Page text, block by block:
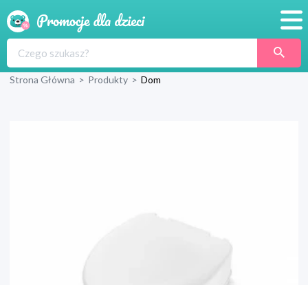
Produkty
Strona Główna > Produkty > Dom